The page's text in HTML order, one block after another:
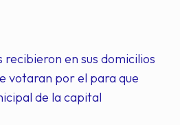
recibieron en sus domicilios
votaran por el para que
de la capital